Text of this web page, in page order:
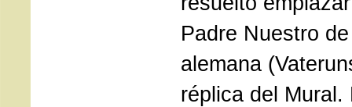
Padre Nuestro
alemana
réplica del